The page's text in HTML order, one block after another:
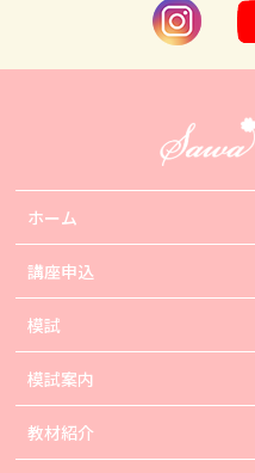
ホーム
講座申込
模試
模試案内
教材紹介